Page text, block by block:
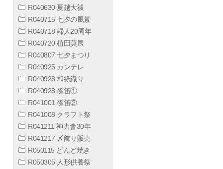
R040630 夏越大祓
R040715 七夕の風景
R040718 婦人20周年
R040720 植田莫展
R040807 七夕まつり
R040925 カンテレ
R040928 和紙織り
R040928 篠笛①
R041001 篠笛②
R041008 クラフト祭
R041211 神力會30年
R041217 〆飾り販売
R050115 どんど焼き
R050305 人形供養祭